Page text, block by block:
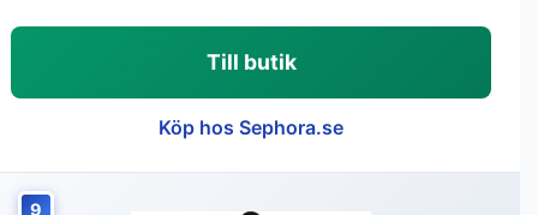
Till butik
Köp hos Sephora.se
9